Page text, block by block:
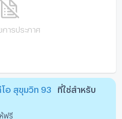
การประกาศ
โอ สุขุมวิท 93
ที่ใช่สำหรับ
ฟรี